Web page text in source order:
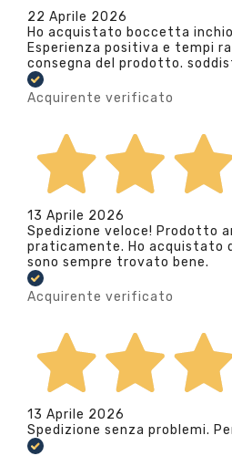
22 Aprile 2026
Ho acquistato boccetta
Esperienza positiva e tempi
consegna del prodotto.
Acquirente verificato
13 Aprile 2026
Spedizione veloce! Prodotto
praticamente. Ho acquistato
sono sempre trovato bene.
Acquirente verificato
13 Aprile 2026
Spedizione senza problemi.